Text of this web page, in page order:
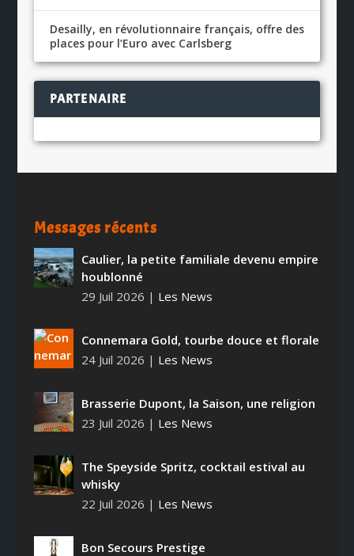
Desailly, en révolutionnaire français, offre des
places pour l’Euro avec Carlsberg
PARTENAIRE
Messages récents
Caulier, la petite familiale devenu empire
houblonné
29 Juil 2026 | Les News
Connemara Gold, tourbe douce et florale
24 Juil 2026 | Les News
Brasserie Dupont, la Saison, une religion
23 Juil 2026 | Les News
The Speyside Spritz, cocktail estival au
whisky
22 Juil 2026 | Les News
Bon Secours Prestige